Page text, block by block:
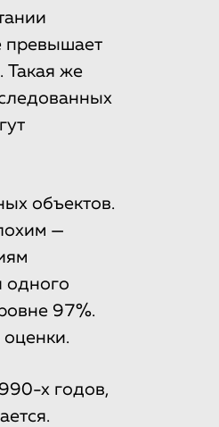
превышает
Такая же
объектов.
—
одного
97%.
оценки.
х годов,